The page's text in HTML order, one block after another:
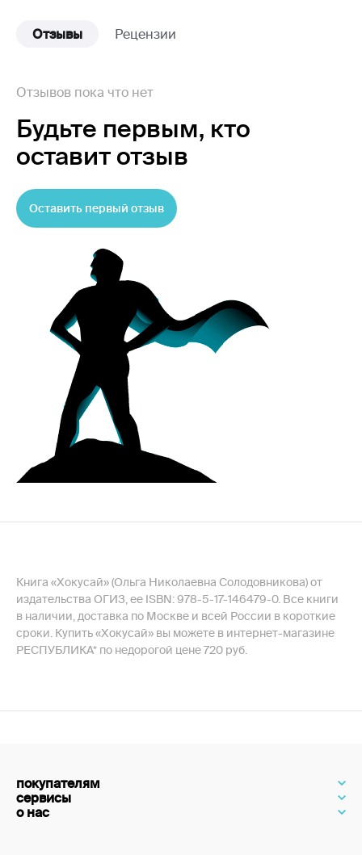
Отзывы Рецензии
Отзывов пока что нет
Будьте первым, кто
оставит отзыв
Оставить первый отзыв
Книга «Хокусай» (Ольга Николаевна Солодовникова) от
издательства ОГИЗ, ее ISBN: 978-5-17-146479-0. Все книги
в наличии, доставка по Москве и всей России в короткие
сроки. Купить «Хокусай» вы можете в интернет-магазине
РЕСПУБЛИКА* по недорогой цене 720 руб.
покупателям
сервисы
о нас